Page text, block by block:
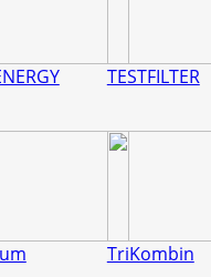
TESTFILTER
TriKombin